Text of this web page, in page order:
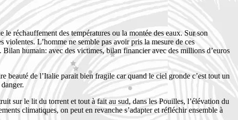
réchauffement des températures ou la montée des eaux. Sur son
violentes. L’homme ne semble pas avoir pris la mesure de ces
humain: avec des victimes, bilan financier avec des millions d’euros
beauté de l’Italie parait bien fragile car quand le ciel gronde c’est tout un
sur le lit du torrent et tout à fait au sud, dans les Pouilles, l’élévation du
climatiques, on peut en revanche s’adapter et réfléchir ensemble à